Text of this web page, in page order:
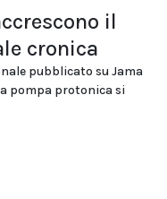
il
cronica
pubblicato su Jama
pompa protonica si